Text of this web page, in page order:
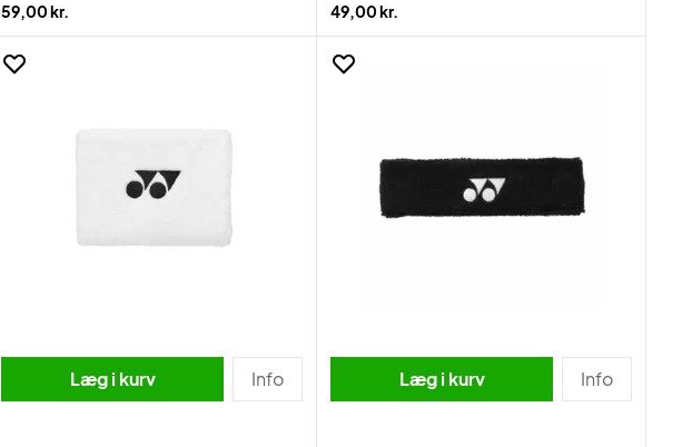
59,00 kr.
49,00 kr.
Læg i kurv Info Læg i kurv Info